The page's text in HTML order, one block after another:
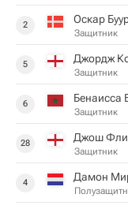
2 Оскар
Защитник
5 Джордж
Защитник
6 Бенаисса
Защитник
28 Джош
Защитник
4 Дамон